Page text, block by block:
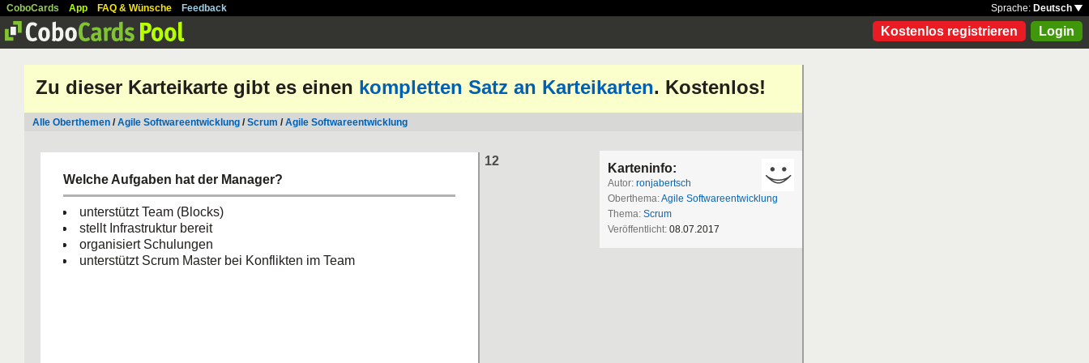
CoboCards App FAQ & Wünsche Feedback Sprache: Deutsch
Kostenlos registrieren Login
Zu dieser Karteikarte gibt es einen kompletten Satz an Karteikarten. Kostenlos!
Alle Oberthemen /Agile Softwareentwicklung /Scrum /Agile Softwareentwicklung
12
Welche Aufgaben hat der Manager?
unterstützt Team (Blocks)
stellt Infrastruktur bereit
organisiert Schulungen
unterstützt Scrum Master bei Konflikten im Team
Karteninfo:
Autor: ronjabertsch
Oberthema:Agile Softwareentwicklung
Thema: Scrum
Veröffentlicht: 08.07.2017